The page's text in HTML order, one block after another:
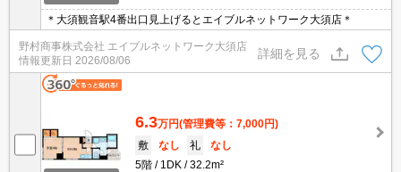
＊大須観音駅4番出口見上げるとエイブルネットワーク大須店＊
野村商事株式会社 エイブルネットワーク大須店
情報更新日 2026/08/06
詳細を見る
6.3万円(管理費等：7,000円)
敷
なし 礼
なし
5階
1DK 32.2m²